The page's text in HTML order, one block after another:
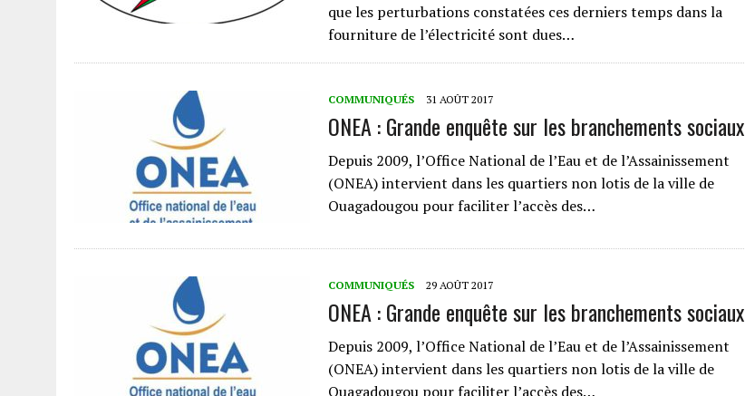
que les perturbations constatées ces derniers temps dans la
fourniture de l’électricité sont dues…
COMMUNIQUÉS 31 AOÛT 2017
ONEA : Grande enquête sur les branchements sociaux
Depuis 2009, l’Office National de l’Eau et de l’Assainissement
(ONEA) intervient dans les quartiers non lotis de la ville de
Ouagadougou pour faciliter l’accès des…
COMMUNIQUÉS 29 AOÛT 2017
ONEA : Grande enquête sur les branchements sociaux
Depuis 2009, l’Office National de l’Eau et de l’Assainissement
(ONEA) intervient dans les quartiers non lotis de la ville de
Ouagadougou pour faciliter l’accès des…